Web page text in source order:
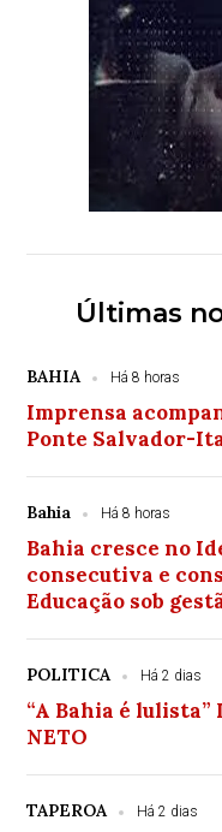
Últimas
BAHIA Há 8 horas
Imprensa
Ponte Salvador-
Bahia Há 8 horas
Bahia cresce no
consecutiva e
Educação sob
POLITICA Há 2 dias
“A Bahia é
NETO
TAPEROA Há 2 dias